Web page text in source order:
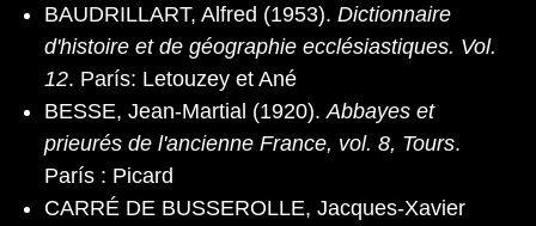
BAUDRILLART, Alfred (1953). Dictionnaire
d'histoire et de géographie ecclésiastiques. Vol.
12. París: Letouzey et Ané
BESSE, Jean-Martial (1920). Abbayes et
prieurés de l'ancienne France, vol. 8, Tours.
París : Picard
CARRÉ DE BUSSEROLLE, Jacques-Xavier